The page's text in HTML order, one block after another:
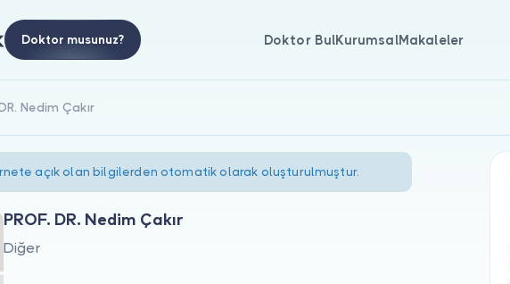
Doktor musunuz? Doktor BulKurumsalMakaleler
Nedim Çakır
açık olan bilgilerden otomatik olarak oluşturulmuştur.
PROF. DR. Nedim Çakır
Diğer